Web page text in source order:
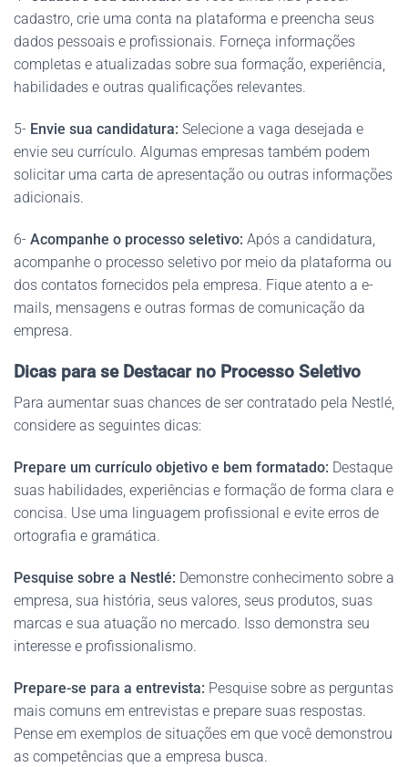
cadastro, crie uma conta na plataforma e preencha seus
dados pessoais e profissionais. Forneça informações
completas e atualizadas sobre sua formação, experiência,
habilidades e outras qualificações relevantes.
5- Envie sua candidatura: Selecione a vaga desejada e
envie seu currículo. Algumas empresas também podem
solicitar uma carta de apresentação ou outras informações
adicionais.
6- Acompanhe o processo seletivo: Após a candidatura,
acompanhe o processo seletivo por meio da plataforma ou
dos contatos fornecidos pela empresa. Fique atento a e-
mails, mensagens e outras formas de comunicação da
empresa.
Dicas para se Destacar no Processo Seletivo
Para aumentar suas chances de ser contratado pela Nestlé,
considere as seguintes dicas:
Prepare um currículo objetivo e bem formatado: Destaque
suas habilidades, experiências e formação de forma clara e
concisa. Use uma linguagem profissional e evite erros de
ortografia e gramática.
Pesquise sobre a Nestlé: Demonstre conhecimento sobre a
empresa, sua história, seus valores, seus produtos, suas
marcas e sua atuação no mercado. Isso demonstra seu
interesse e profissionalismo.
Prepare-se para a entrevista: Pesquise sobre as perguntas
mais comuns em entrevistas e prepare suas respostas.
Pense em exemplos de situações em que você demonstrou
as competências que a empresa busca.